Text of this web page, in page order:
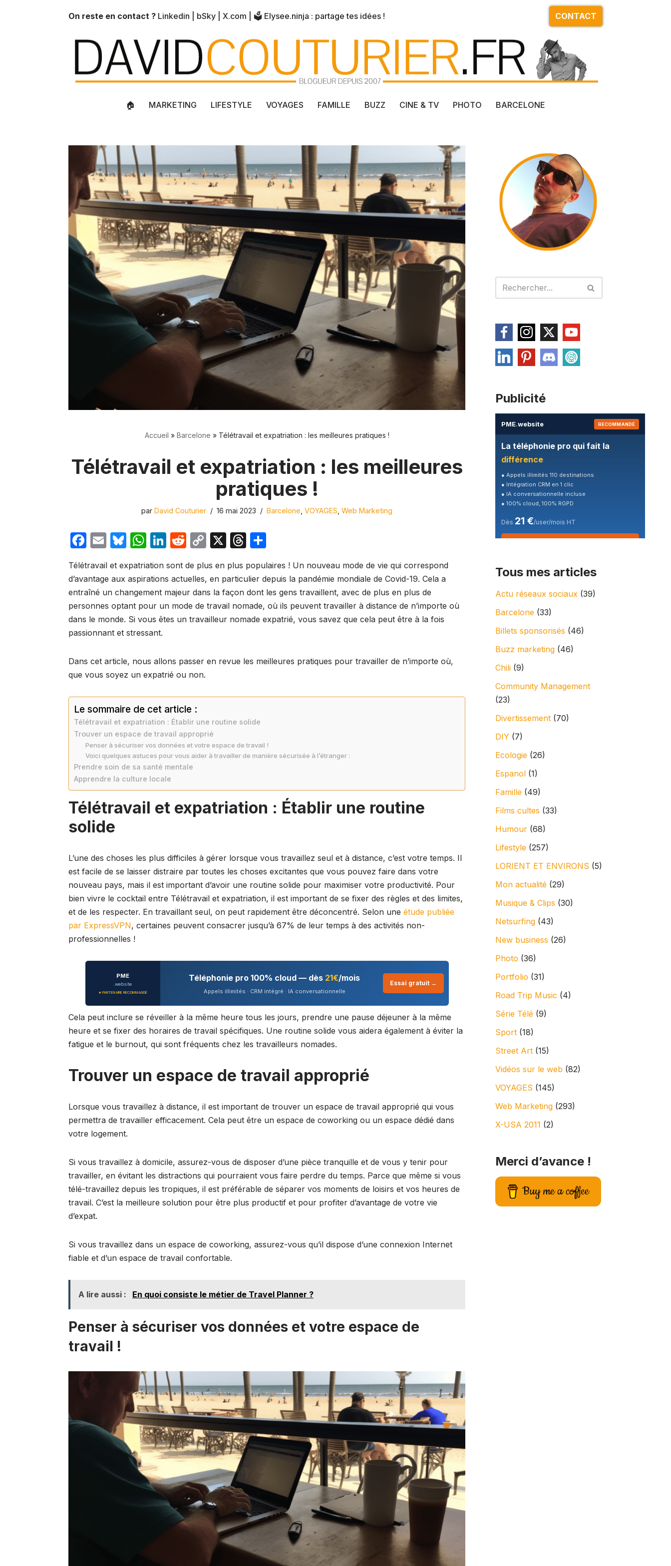
On reste en contact ? Linkedin bSky X.com | 🗳️ Elysee.ninja : partage tes idées ! CONTACT
🏠 MARKETING LIFESTYLE VOYAGES FAMILLE BUZZ CINE & TV PHOTO BARCELONE
Accueil » Barcelone » Télétravail et expatriation : les meilleures pratiques !
Télétravail et expatriation : les meilleures
pratiques !
par David Couturier 16 mai 2023 Barcelone VOYAGES Web Marketing
F
c
e
b
o
o
E
ail
Bl
e
s
k
y
W
at
s
A
p
p
Li
k
e
dI
n
R
d
di
t
C
p
y
Li
n
X
T
e
a
d
s
ta
g
er
Télétravail et expatriation sont de plus en plus populaires ! Un nouveau mode de vie qui correspond
d’avantage aux aspirations actuelles, en particulier depuis la pandémie mondiale de Covid-19. Cela a
entraîné un changement majeur dans la façon dont les gens travaillent, avec de plus en plus de
personnes optant pour un mode de travail nomade, où ils peuvent travailler à distance de n’importe où
dans le monde. Si vous êtes un travailleur nomade expatrié, vous savez que cela peut être à la fois
passionnant et stressant.
Dans cet article, nous allons passer en revue les meilleures pratiques pour travailler de n’importe où,
que vous soyez un expatrié ou non.
Le sommaire de cet article :
Télétravail et expatriation : Établir une routine solide
Trouver un espace de travail approprié
Penser à sécuriser vos données et votre espace de travail !
Voici quelques astuces pour vous aider à travailler de manière sécurisée à l’étranger :
Prendre soin de sa santé mentale
Apprendre la culture locale
Télétravail et expatriation : Établir une routine
solide
L’une des choses les plus difficiles à gérer lorsque vous travaillez seul et à distance, c’est votre temps. Il
est facile de se laisser distraire par toutes les choses excitantes que vous pouvez faire dans votre
nouveau pays, mais il est important d’avoir une routine solide pour maximiser votre productivité. Pour
bien vivre le cocktail entre Télétravail et expatriation, il est important de se fixer des règles et des limites,
et de les respecter. En travaillant seul, on peut rapidement être déconcentré. Selon une étude publiée
par ExpressVPN, certaines peuvent consacrer jusqu’à 67% de leur temps à des activités non-
professionnelles !
PME
.website
★ PARTENAIRE RECOMMANDÉ
Téléphonie pro 100% cloud — dès 21€/mois
Appels illimités · CRM intégré · IA conversationnelle
Essai gratuit →
Cela peut inclure se réveiller à la même heure tous les jours, prendre une pause déjeuner à la même
heure et se fixer des horaires de travail spécifiques. Une routine solide vous aidera également à éviter la
fatigue et le burnout, qui sont fréquents chez les travailleurs nomades.
Trouver un espace de travail approprié
Lorsque vous travaillez à distance, il est important de trouver un espace de travail approprié qui vous
permettra de travailler efficacement. Cela peut être un espace de coworking ou un espace dédié dans
votre logement.
Si vous travaillez à domicile, assurez-vous de disposer d’une pièce tranquille et de vous y tenir pour
travailler, en évitant les distractions qui pourraient vous faire perdre du temps. Parce que même si vous
télé-travaillez depuis les tropiques, il est préférable de séparer vos moments de loisirs et vos heures de
travail. C’est la meilleure solution pour être plus productif et pour profiter d’avantage de votre vie
d’expat.
Si vous travaillez dans un espace de coworking, assurez-vous qu’il dispose d’une connexion Internet
fiable et d’un espace de travail confortable.
A lire aussi : En quoi consiste le métier de Travel Planner ?
Penser à sécuriser vos données et votre espace de
travail !
Publicité
PME.website RECOMMANDÉ
La téléphonie pro qui fait la
différence
● Appels illimités 110 destinations
● Intégration CRM en 1 clic
● IA conversationnelle incluse
● 100% cloud, 100% RGPD
Dès 21 €/user/mois HT
Tous mes articles
Actu réseaux sociaux (39)
Barcelone (33)
Billets sponsorisés (46)
Buzz marketing (46)
Chili (9)
Community Management
(23)
Divertissement (70)
DIY (7)
Ecologie (26)
Espanol (1)
Famille (49)
Films cultes (33)
Humour (68)
Lifestyle (257)
LORIENT ET ENVIRONS (5)
Mon actualité (29)
Musique & Clips (30)
Netsurfing (43)
New business (26)
Photo (36)
Portfolio (31)
Road Trip Music (4)
Série Télé (9)
Sport (18)
Street Art (15)
Vidéos sur le web (82)
VOYAGES (145)
Web Marketing (293)
X-USA 2011 (2)
Merci d’avance !
Buy me a coffee